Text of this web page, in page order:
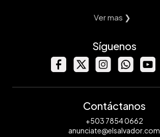
Ver mas ❯
Síguenos
Contáctanos
+503 7854 0662
anunciate@elsalvador.com